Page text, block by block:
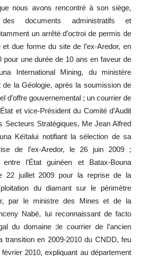
nous avons rencontré à son siège,
documents administratifs et
un arrêté d’octroi de permis de
due forme du site de l’ex-Aredor, en
pour une durée de 10 ans en faveur de
International Mining, du ministère
la Géologie, après la soumission de
d’offre gouvernemental ; un courrier de
et vice-Président du Comité d’Audit
Secteurs Stratégiques, Me Jean Alfred
Kéïtalui notifiant la sélection de sa
de l’ex-Aredor, le 26 juin 2009 ;
entre l’État guinéen et Batax-Bouna
22 juillet 2009 pour la reprise de la
du diamant sur le périmètre
par le ministre des Mines et de la
Nabé, lui reconnaissant de facto
du domaine ;le courrier de l’ancien
transition en 2009-2010 du CNDD, feu
2010, expliquant au département